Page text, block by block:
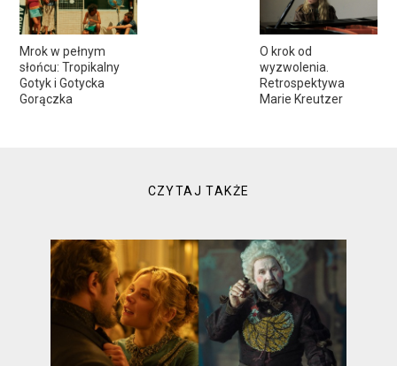
Mrok w pełnym
słońcu: Tropikalny
Gotyk i Gotycka
Gorączka
O krok od
wyzwolenia.
Retrospektywa
Marie Kreutzer
CZYTAJ TAKŻE